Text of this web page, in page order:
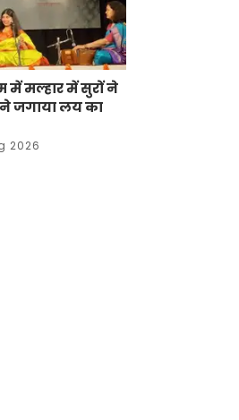
में मल्हार में सुरों ने
जगाया लय का
2026